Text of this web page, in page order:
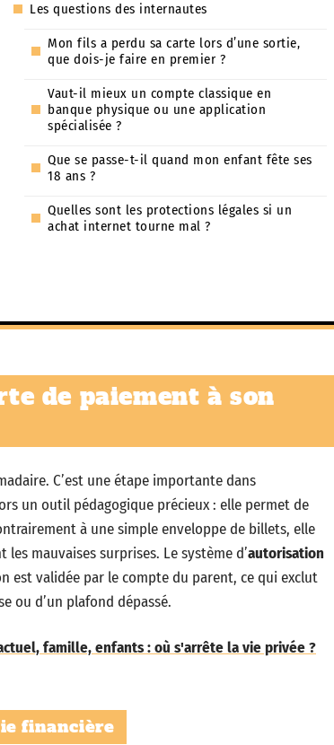
Les questions des internautes
Mon fils a perdu sa carte lors d’une sortie,
que dois-je faire en premier ?
Vaut-il mieux un compte classique en
banque physique ou une application
spécialisée ?
Que se passe-t-il quand mon enfant fête ses
18 ans ?
Quelles sont les protections légales si un
achat internet tourne mal ?
de paiement à son
C’est une étape importante dans
un outil pédagogique précieux : elle permet de
à une simple enveloppe de billets, elle
mauvaises surprises. Le système d’autorisation
est validée par le compte du parent, ce qui exclut
ou d’un plafond dépassé.
famille, enfants : où s'arrête la vie privée ?
financière